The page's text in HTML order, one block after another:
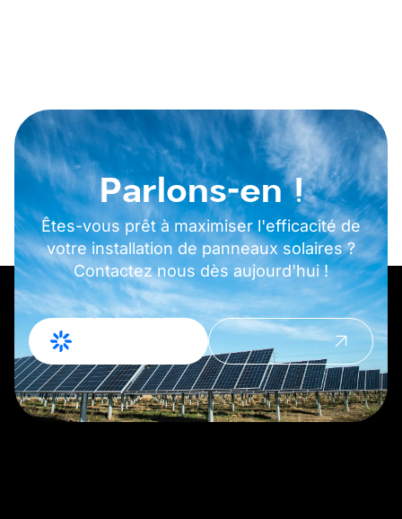
Parlons-en !
Êtes-vous prêt à maximiser l'efficacité de
votre installation de panneaux solaires ?
Contactez nous dès aujourd'hui !
Demande de
devis
Prendre
contact